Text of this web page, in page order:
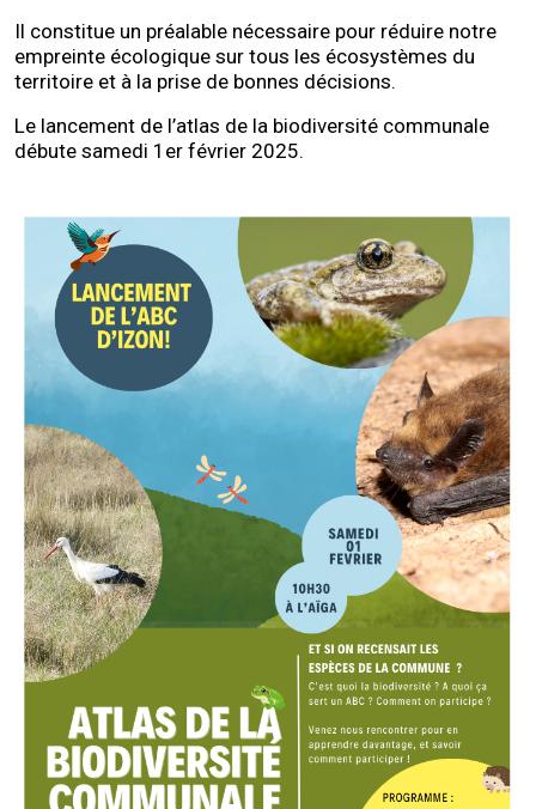
Il constitue un préalable nécessaire pour réduire notre
empreinte écologique sur tous les écosystèmes du
territoire et à la prise de bonnes décisions.
Le lancement de l’atlas de la biodiversité communale
débute samedi 1er février 2025.